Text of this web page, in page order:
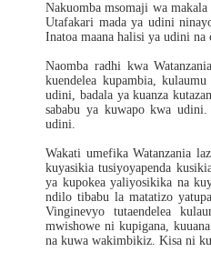
Nakuomba msomaji wa
Utafakari mada ya udini
Inatoa maana halisi ya udini na
Naomba radhi kwa
kuendelea kupambia,
udini, badala ya kuanza
sababu ya kuwapo kwa
udini.
Wakati umefika Watanzania
kuyasikia tusiyoyapenda
ya kupokea yaliyosikika na
ndilo tibabu la matatizo
Vinginevyo tutaendelea
mwishowe ni kupigana,
na kuwa wakimbikiz. Kisa ni